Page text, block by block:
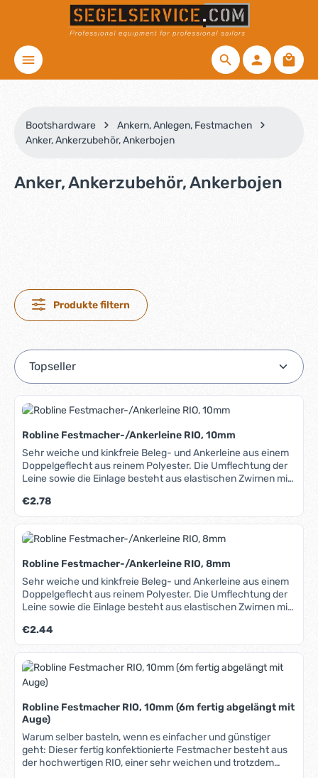
Zum Hauptinhalt springen
Bootshardware
Ankern, Anlegen, Festmachen
Anker, Ankerzubehör, Ankerbojen
Anker, Ankerzubehör, Ankerbojen
Produkte filtern
Robline Festmacher-/Ankerleine RIO, 10mm
Sehr weiche und kinkfreie Beleg- und Ankerleine aus einem
Doppelgeflecht aus reinem Polyester. Die Umflechtung der
Leine sowie die Einlage besteht aus elastischen Zwirnen mit
bleibt immer rund, kinkt nicht und wird auch nach längerem
Einsatz im Wasser nicht hart. Hohe Bruchlast und UV-
Beständigkeit, leicht spleißbar. In unserem Blog erfahren Sie
mehr über Materialien, Herstellung und Pflege von Tauwerk.
Regulärer Preis:
€2.78
Robline Festmacher-/Ankerleine RIO, 8mm
Sehr weiche und kinkfreie Beleg- und Ankerleine aus einem
Doppelgeflecht aus reinem Polyester. Die Umflechtung der
Leine sowie die Einlage besteht aus elastischen Zwirnen mit
bleibt immer rund, kinkt nicht und wird auch nach längerem
Einsatz im Wasser nicht hart. Hohe Bruchlast und UV-
Beständigkeit, leicht spleißbar. In unserem Blog erfahren Sie
mehr über Materialien, Herstellung und Pflege von Tauwerk.
Regulärer Preis:
€2.44
Robline Festmacher RIO, 10mm (6m fertig abgelängt mit
Auge)
Warum selber basteln, wenn es einfacher und günstiger
geht: Dieser fertig konfektionierte Festmacher besteht aus
der hochwertigen RIO, einer sehr weichen und trotzdem